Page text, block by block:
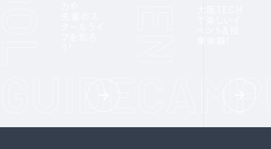
で楽しいイ
ベント＆授
業体験!